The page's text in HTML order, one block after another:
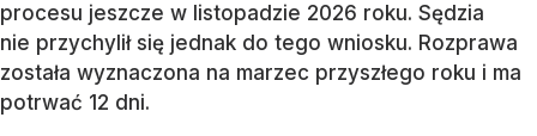
procesu jeszcze w listopadzie 2026 roku. Sędzia
nie przychylił się jednak do tego wniosku. Rozprawa
została wyznaczona na marzec przyszłego roku i ma
potrwać 12 dni.